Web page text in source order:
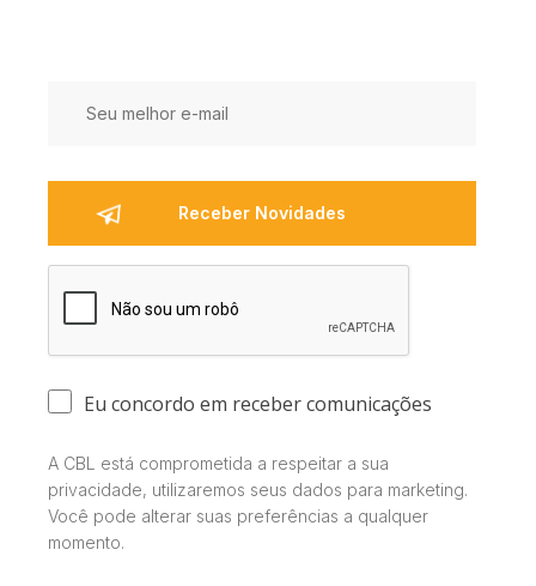
Eu concordo em receber comunicações
A CBL está comprometida a respeitar a sua
privacidade, utilizaremos seus dados para marketing.
Você pode alterar suas preferências a qualquer
momento.